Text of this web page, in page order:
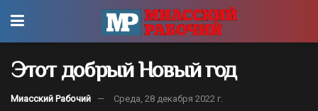
Этот добрый Новый год
Миасский Рабочий Среда, 28 декабря 2022 г.